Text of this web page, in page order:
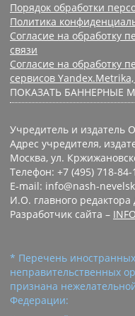
Порядок обработки
Политика
Согласие на обработку
связи
Согласие на обработку
сервисов
ПОКАЗАТЬ БАННЕРНЫЕ
Учредитель и издатель
Адрес учредителя,
Москва, ул.
Телефон: +7 (495) 718-84-
E-mail: info@nash-
И.О. главного
Разработчик сайта –
* Перечень
неправительственных
признана
Федерации: